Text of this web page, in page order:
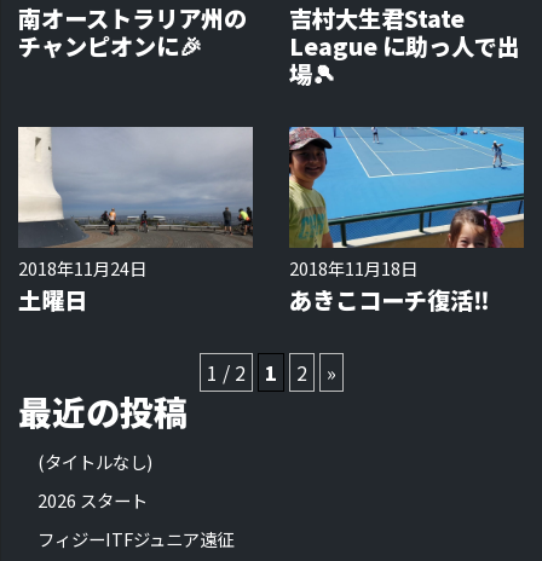
南オーストラリア州の
チャンピオンに🎉
吉村大生君State
League に助っ人で出
場🎾
2018年11月24日
土曜日
2018年11月18日
あきこコーチ復活‼️
1 / 2 1 2 »
最近の投稿
(タイトルなし)
2026 スタート
フィジーITFジュニア遠征